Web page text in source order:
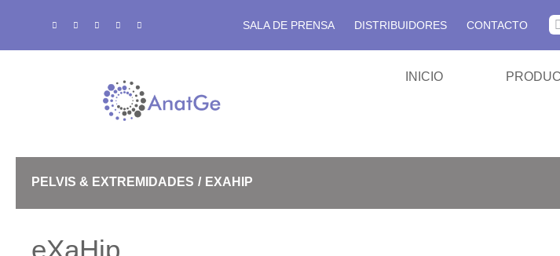
contenido
SALA DE PRENSA DISTRIBUIDORES CONTACTO
INICIO
SRS
PELVIS & EXTREMIDADES EXAHIP
eXaHip